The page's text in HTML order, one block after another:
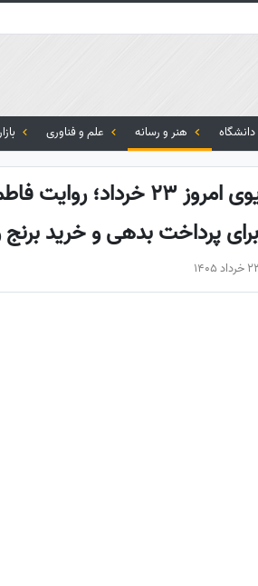
دانشگاه هنر و رسانه علم و فناوری بازار
تلخ‌ترین ویدیوی امروز
پرداخت بدهی و خرید